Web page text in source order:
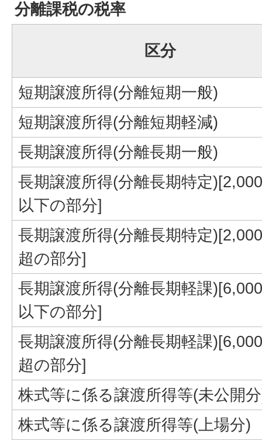
分離課税の税率
区分
短期譲渡所得(分離短期一般)
短期譲渡所得(分離短期軽減)
長期譲渡所得(分離長期一般)
長期譲渡所得(分離長期特定
以下の部分]
長期譲渡所得(分離長期特定
超の部分]
長期譲渡所得(分離長期軽課
以下の部分]
長期譲渡所得(分離長期軽課
超の部分]
株式等に係る譲渡所得等(未公開
株式等に係る譲渡所得等(上場分)